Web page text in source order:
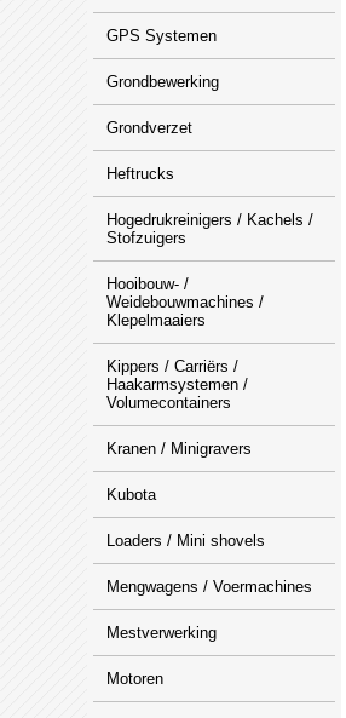
GPS Systemen
Grondbewerking
Grondverzet
Heftrucks
Hogedrukreinigers / Kachels /
Stofzuigers
Hooibouw- /
Weidebouwmachines /
Klepelmaaiers
Kippers / Carriërs /
Haakarmsystemen /
Volumecontainers
Kranen / Minigravers
Kubota
Loaders / Mini shovels
Mengwagens / Voermachines
Mestverwerking
Motoren